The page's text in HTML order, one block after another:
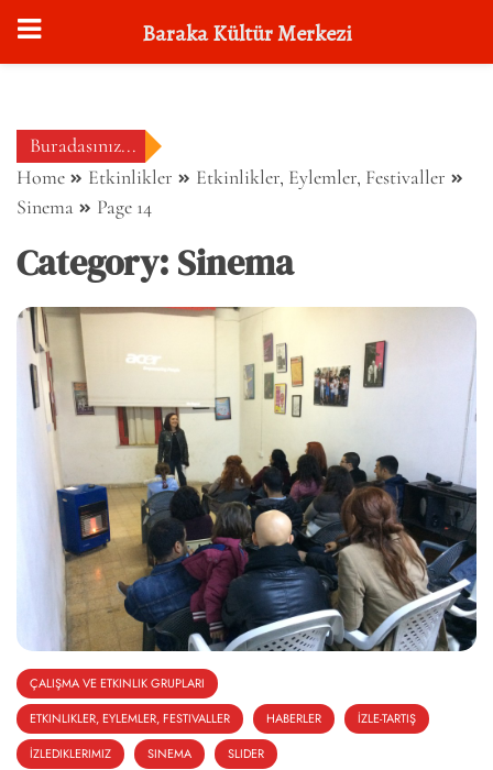
contentBuradasınız...
Home
Etkinlikler
Etkinlikler, Eylemler, Festivaller
Sinema
Page 14
Category: Sinema
ÇALIŞMA VE ETKINLIK GRUPLARI
ETKINLIKLER, EYLEMLER, FESTIVALLER
HABERLER
İZLE-TARTIŞ
İZLEDIKLERIMIZ
SINEMA SLIDER
Baraka Kültür Merkezi